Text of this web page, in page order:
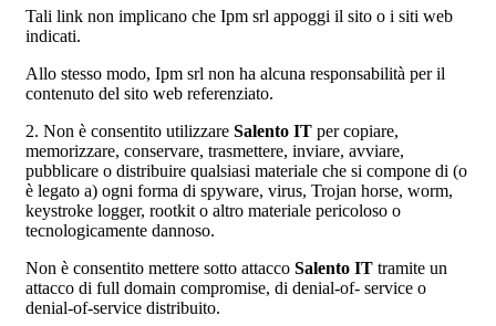
Tali link non implicano che Ipm srl appoggi il sito o i siti web
indicati.
Allo stesso modo, Ipm srl non ha alcuna responsabilità per il
contenuto del sito web referenziato.
2. Non è consentito utilizzare Salento IT per copiare,
memorizzare, conservare, trasmettere, inviare, avviare,
pubblicare o distribuire qualsiasi materiale che si compone di (o
è legato a) ogni forma di spyware, virus, Trojan horse, worm,
keystroke logger, rootkit o altro materiale pericoloso o
tecnologicamente dannoso.
Non è consentito mettere sotto attacco Salento IT tramite un
attacco di full domain compromise, di denial-of- service o
denial-of-service distribuito.